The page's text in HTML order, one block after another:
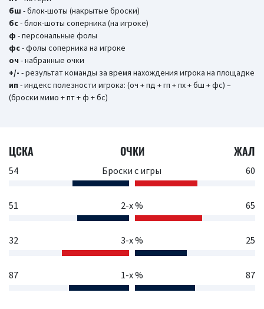
бш - блок-шоты (накрытые броски)
бc- блок-шоты соперника (на игроке)
ф - персональные фолы
фс- фолы соперника на игроке
оч - набранные очки
+/- - результат команды за время нахождения игрока на площадке
ип - индекс полезности игрока: (оч + пд + гп + пх + бш + фс) –
(броски мимо + пт + ф + бс)
ЦСКА ОЧКИ ЖАЛ
54 Броски с игры 60
51 2-х % 65
32 3-х % 25
87 1-х % 87